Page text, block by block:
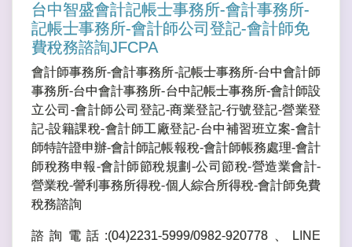
台中智盛會計記帳士事務所-會計事務所-
記帳士事務所-會計師公司登記-會計師免
費稅務諮詢JFCPA
會計師事務所-會計事務所-記帳士事務所-台中會計師
事務所-台中會計事務所-台中記帳士事務所-會計師設
立公司-會計師公司登記-商業登記-行號登記-營業登
記-設籍課稅-會計師工廠登記-台中補習班立案-會計
師特許證申辦-會計師記帳報稅-會計師帳務處理-會計
師稅務申報-會計師節稅規劃-公司節稅-營造業會計-
營業稅-謍利事務所得稅-個人綜合所得稅-會計師免費
稅務諮詢
諮詢電話:(04)2231-5999/0982-920778、LINE